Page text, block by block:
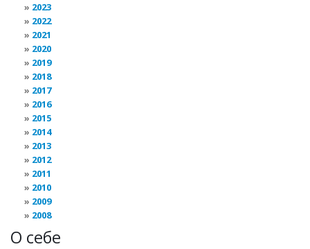
2023
2022
2021
2020
2019
2018
2017
2016
2015
2014
2013
2012
2011
2010
2009
2008
О себе